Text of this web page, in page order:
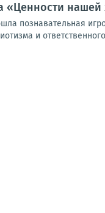
«Ценности
познавательная
и